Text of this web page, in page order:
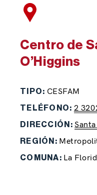
Centro de
O’Higgins
TIPO: CESFAM
TELÉFONO: 2
DIRECCIÓN:
REGIÓN:
COMUNA: La